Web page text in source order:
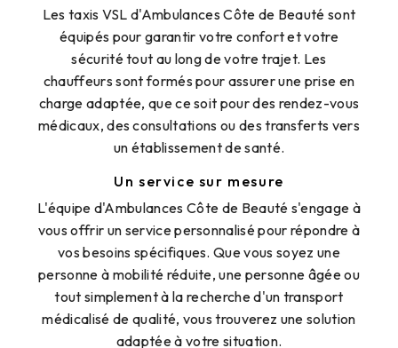
Les taxis VSL d'Ambulances Côte de Beauté sont
équipés pour garantir votre confort et votre
sécurité tout au long de votre trajet. Les
chauffeurs sont formés pour assurer une prise en
charge adaptée, que ce soit pour des rendez-vous
médicaux, des consultations ou des transferts vers
un établissement de santé.
Un service sur mesure
L'équipe d'Ambulances Côte de Beauté s'engage à
vous offrir un service personnalisé pour répondre à
vos besoins spécifiques. Que vous soyez une
personne à mobilité réduite, une personne âgée ou
tout simplement à la recherche d'un transport
médicalisé de qualité, vous trouverez une solution
adaptée à votre situation.